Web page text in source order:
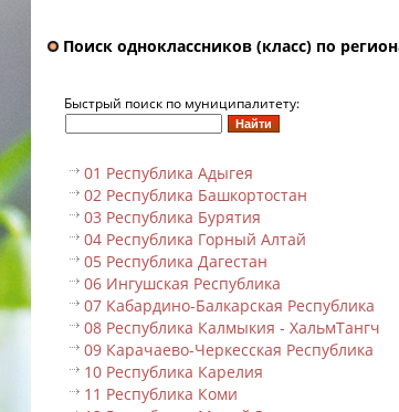
Поиск одноклассников (класс) по
Быстрый поиск по муниципалитету:
01 Республика Адыгея
02 Республика Башкортостан
03 Республика Бурятия
04 Республика Горный Алтай
05 Республика Дагестан
06 Ингушская Республика
07 Кабардино-Балкарская Республика
08 Республика Калмыкия - ХальмТангч
09 Карачаево-Черкесская Республика
10 Республика Карелия
11 Республика Коми